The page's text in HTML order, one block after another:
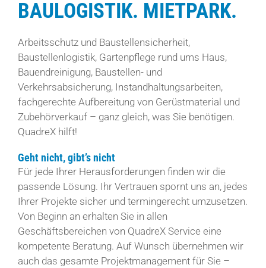
BAULOGISTIK. MIETPARK.
Arbeitsschutz und Baustellensicherheit,
Baustellenlogistik, Gartenpflege rund ums Haus,
Bauendreinigung, Baustellen- und
Verkehrsabsicherung, Instandhaltungsarbeiten,
fachgerechte Aufbereitung von Gerüstmaterial und
Zubehörverkauf – ganz gleich, was Sie benötigen.
QuadreX hilft!
Geht nicht, gibt’s nicht
Für jede Ihrer Herausforderungen finden wir die
passende Lösung. Ihr Vertrauen spornt uns an, jedes
Ihrer Projekte sicher und termingerecht umzusetzen.
Von Beginn an erhalten Sie in allen
Geschäftsbereichen von QuadreX Service eine
kompetente Beratung. Auf Wunsch übernehmen wir
auch das gesamte Projektmanagement für Sie –